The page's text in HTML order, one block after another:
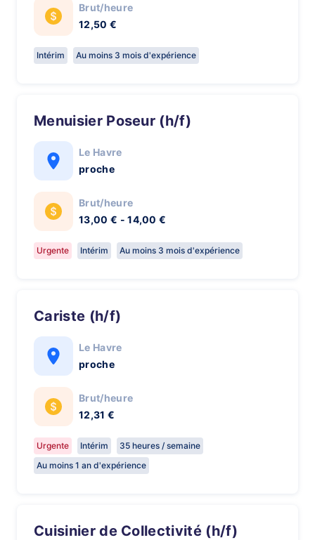
Brut/heure
12,50 €
Intérim Au moins 3 mois d'expérience
Menuisier Poseur (h/f)
Le Havre
proche
Brut/heure
13,00 € - 14,00 €
Urgente Intérim Au moins 3 mois d'expérience
Cariste (h/f)
Le Havre
proche
Brut/heure
12,31 €
Urgente Intérim
35 heures / semaine
Au moins 1 an d'expérience
Cuisinier de Collectivité (h/f)